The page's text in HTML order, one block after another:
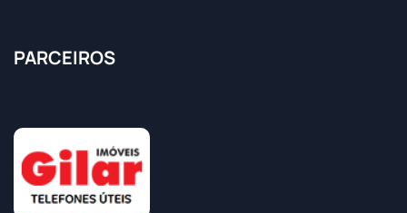
PARCEIROS